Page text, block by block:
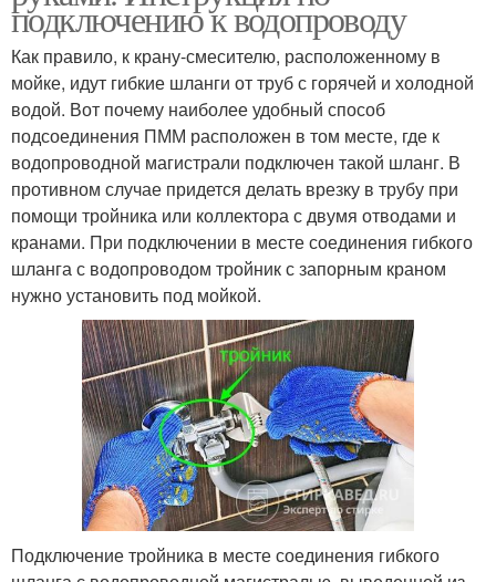
подключению к водопроводу
Как правило, к крану-смесителю, расположенному в
мойке, идут гибкие шланги от труб с горячей и холодной
водой. Вот почему наиболее удобный способ
подсоединения ПММ расположен в том месте, где к
водопроводной магистрали подключен такой шланг. В
противном случае придется делать врезку в трубу при
помощи тройника или коллектора с двумя отводами и
кранами. При подключении в месте соединения гибкого
шланга с водопроводом тройник с запорным краном
нужно установить под мойкой.
Подключение тройника в месте соединения гибкого